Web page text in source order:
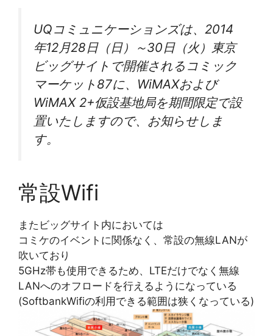
UQコミュニケーションズは、2014
年12月28日（日）～30日（火）東京
ビッグサイトで開催されるコミック
マーケット87に、WiMAXおよび
WiMAX 2+仮設基地局を期間限定で設
置いたしますので、お知らせしま
す。
常設Wifi
またビッグサイト内においては
コミケのイベントに関係なく、常設の無線LANが
吹いており
5GHz帯も使用できるため、LTEだけでなく無線
LANへのオフロードを行えるようになっている
(SoftbankWifiの利用できる範囲は狭くなっている)